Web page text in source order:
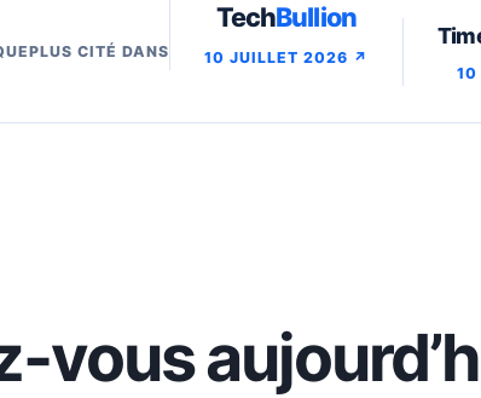
CITÉ DANS
TechBullion
10 JUILLET 2026 ↗
10
vous